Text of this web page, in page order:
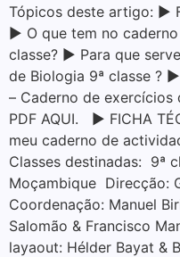
Tópicos deste artigo: ▶
▶ O que tem no
classe? ▶ Para que
de Biologia 9ª classe ?
– Caderno de exercícios
PDF AQUI. ▶ FICHA
meu caderno de
Classes destinadas: 9ª
Moçambique Direcção:
Coordenação: Manuel
Salomão & Francisco
layaout: Hélder Bayat &